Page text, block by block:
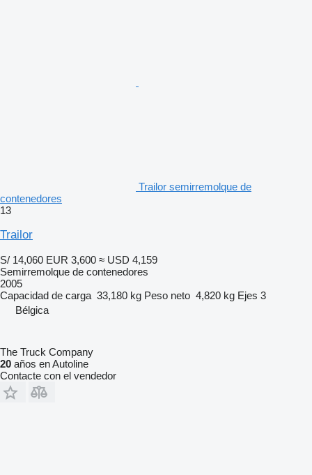
Trailor semirremolque de
contenedores
13
Trailor
S/ 14,060 EUR 3,600 ≈ USD 4,159
Semirremolque de contenedores
2005
Capacidad de carga 33,180 kg Peso neto 4,820 kg Ejes 3
Bélgica
The Truck Company
20 años en Autoline
Contacte con el vendedor